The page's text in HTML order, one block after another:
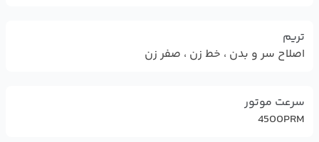
تریم
اصلاح سر و بدن ، خط زن ، صفر زن
سرعت موتور
4500PRM